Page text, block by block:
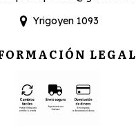
Yrigoyen 1093
LEGAL